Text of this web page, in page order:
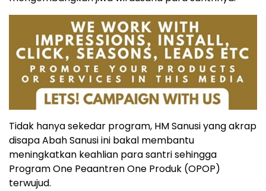
Tidak hanya sekedar program, HM Sanusi yang akrap
disapa Abah Sanusi ini bakal membantu
meningkatkan keahlian para santri sehingga
Program One Peaantren One Produk (OPOP)
terwujud.